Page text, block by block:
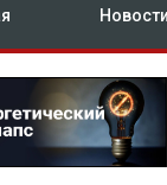
Новости